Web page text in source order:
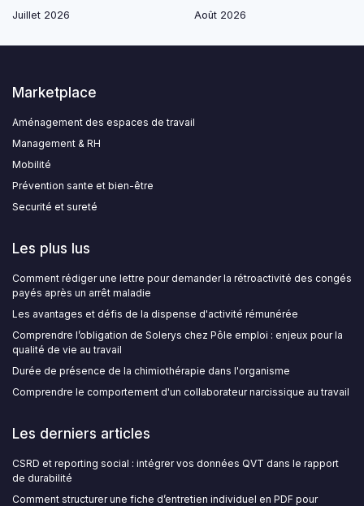
Juillet 2026
Août 2026
Marketplace
Aménagement des espaces de travail
Management & RH
Mobilité
Prévention sante et bien-être
Securité et sureté
Les plus lus
Comment rédiger une lettre pour demander la rétroactivité des congés
payés après un arrêt maladie
Les avantages et défis de la dispense d'activité rémunérée
Comprendre l’obligation de Solerys chez Pôle emploi : enjeux pour la
qualité de vie au travail
Durée de présence de la chimiothérapie dans l'organisme
Comprendre le comportement d'un collaborateur narcissique au travail
Les derniers articles
CSRD et reporting social : intégrer vos données QVT dans le rapport
de durabilité
Comment structurer une fiche d’entretien individuel en PDF pour